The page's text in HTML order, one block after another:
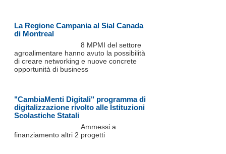
La Regione Campania al Sial Canada
di Montreal
8 MPMI del settore
agroalimentare hanno avuto la possibilità
di creare networking e nuove concrete
opportunità di business
"CambiaMenti Digitali" programma di
digitalizzazione rivolto alle Istituzioni
Scolastiche Statali
Ammessi a
finanziamento altri 2 progetti